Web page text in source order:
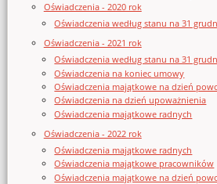
Oświadczenia - 2020 rok
Oświadczenia według stanu na 31
Oświadczenia - 2021 rok
Oświadczenia według stanu na 31
Oświadczenia na koniec umowy
Oświadczenia majątkowe na dzień
Oświadczenia na dzień upoważnienia
Oświadczenia majątkowe radnych
Oświadczenia - 2022 rok
Oświadczenia majątkowe radnych
Oświadczenia majątkowe pracowników
Oświadczenia majątkowe na dzień